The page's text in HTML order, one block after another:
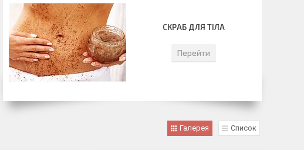
СКРАБ ДЛЯ ТІЛА
Перейти
Галерея Список